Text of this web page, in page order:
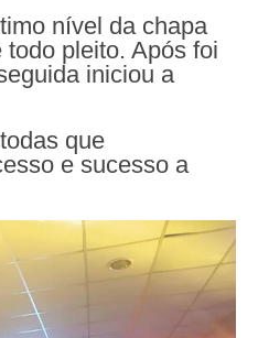
nível da chapa
pleito. Após foi
iniciou a
que
e sucesso a